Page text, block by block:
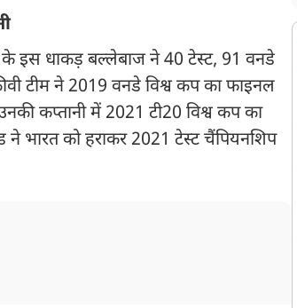
इस धाकड़ बल्लेबाज ने 40 टेस्ट, 91 वनडे
टीम ने 2019 वनडे विश्व कप का फाइनल
कप्तानी में 2021 टी20 विश्व कप का
भारत को हराकर 2021 टेस्ट चैंपियनशिप